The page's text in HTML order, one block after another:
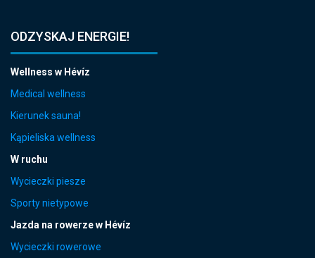
ODZYSKAJ ENERGIE!
Wellness w Hévíz
Medical wellness
Kierunek sauna!
Kąpieliska wellness
W ruchu
Wycieczki piesze
Sporty nietypowe
Jazda na rowerze w Hévíz
Wycieczki rowerowe